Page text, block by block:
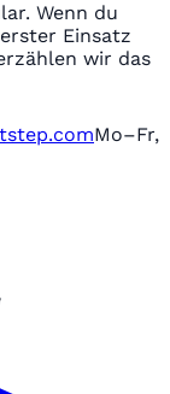
Wenn du
Einsatz
wir das
Mo–Fr,